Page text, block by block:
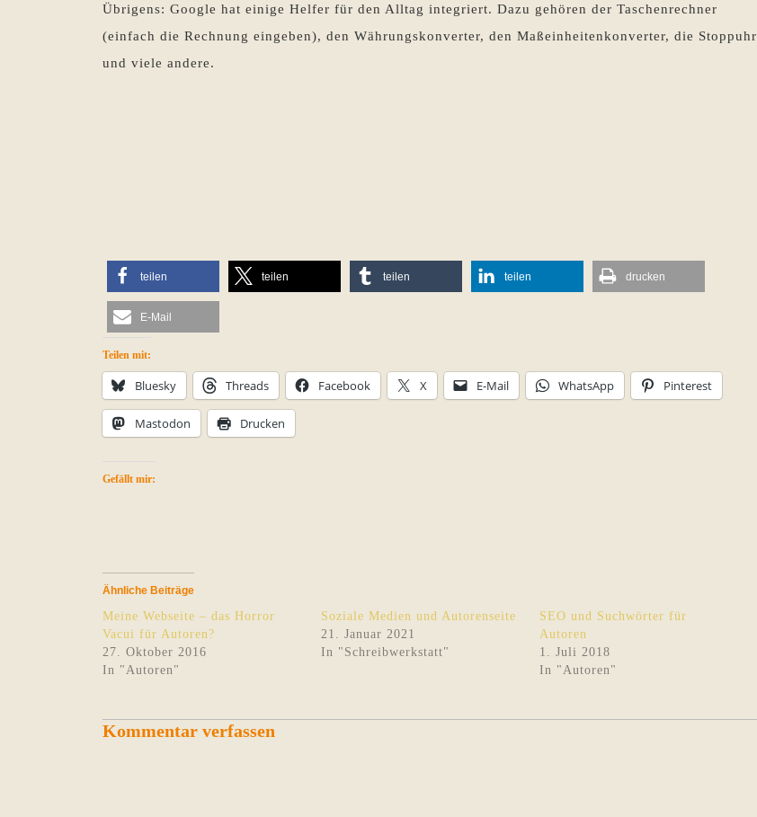
Übrigens: Google hat einige Helfer für den Alltag integriert. Dazu gehören der Taschenrechner
(einfach die Rechnung eingeben), den Währungskonverter, den Maßeinheitenkonverter, die Stoppuhr
und viele andere.
teilen teilen teilen teilen drucken
E-Mail
Teilen mit:
Bluesky Threads Facebook X E-Mail WhatsApp Pinterest
Mastodon Drucken
Gefällt mir:
Ähnliche Beiträge
Meine Webseite – das Horror
Vacui für Autoren?
27. Oktober 2016
In "Autoren"
Soziale Medien und Autorenseite
21. Januar 2021
In "Schreibwerkstatt"
SEO und Suchwörter für
Autoren
1. Juli 2018
In "Autoren"
Kommentar verfassen